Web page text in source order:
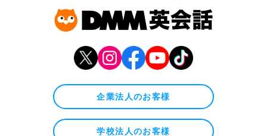
企業法人のお客様
学校法人のお客様